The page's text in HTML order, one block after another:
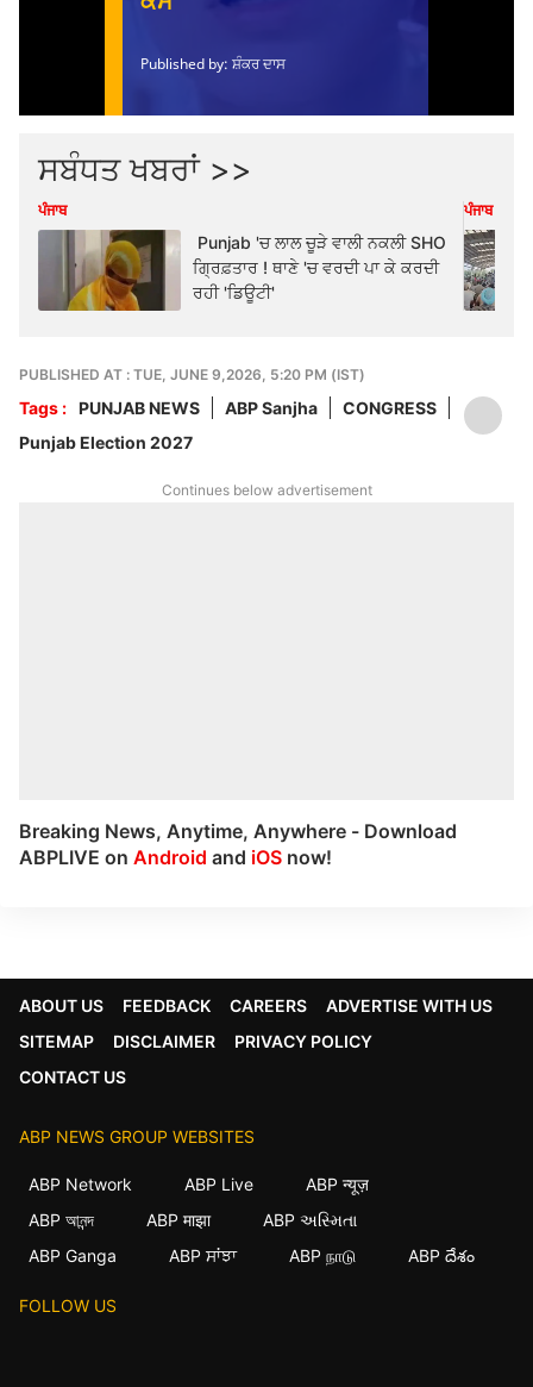
ਸਬੰਧਤ ਖਬਰਾਂ >>
ਪੰਜਾਬ
Punjab 'ਚ ਲਾਲ ਚੂੜੇ ਵਾਲੀ ਨਕਲੀ SHO
ਗ੍ਰਿਫ਼ਤਾਰ ! ਥਾਣੇ 'ਚ ਵਰਦੀ ਪਾ ਕੇ ਕਰਦੀ
ਰਹੀ 'ਡਿਊਟੀ'
ਪੰਜਾਬ
PUBLISHED AT : TUE, JUNE 9,2026, 5:20 PM (IST)
Tags : PUNJAB NEWS ABP Sanjha
CONGRESS
Punjab Election 2027
Continues below advertisement
Breaking News, Anytime, Anywhere - Download
ABPLIVE on Android and iOS now!
ABOUT US FEEDBACK CAREERS
ADVERTISE WITH US
SITEMAP
DISCLAIMER
PRIVACY POLICY
CONTACT US
ABP NEWS GROUP WEBSITES
ABP Network ABP Live
ABP न्यूज़
ABP আনন্দ
ABP माझा
ABP અસ્મિતા
ABP Ganga
ABP ਸਾਂਝਾ ABP நாடு ABP దేశం
FOLLOW US